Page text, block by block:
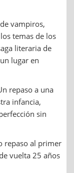
vampiros,
temas de los
literaria de
lugar en
repaso a una
infancia,
sin
repaso al primer
vuelta 25 años